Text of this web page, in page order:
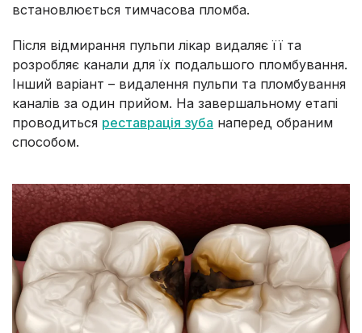
встановлюється тимчасова пломба.
Після відмирання пульпи лікар видаляє її та
розробляє канали для їх подальшого пломбування.
Інший варіант – видалення пульпи та пломбування
каналів за один прийом. На завершальному етапі
проводиться реставрація зуба наперед обраним
способом.